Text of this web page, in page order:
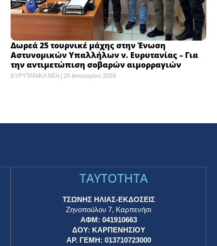
Δωρεά 25 τουρνικέ μάχης στην Ένωση
Αστυνομικών Υπαλλήλων ν. Ευρυτανίας – Για
την αντιμετώπιση σοβαρών αιμορραγιών
ΕΥΡΥΤΑΝΙΚΑ ΝΕΑ 26 Ιανουαρίου 2026
TAYTOTHTA
ΤΣΩΝΗΣ ΗΛΙΑΣ-ΕΚΔΟΣΕΙΣ
Ζηνοπούλου 7, Καρπενήσι
ΑΦΜ: 041910663
ΔΟΥ: ΚΑΡΠΕΝΗΣΙΟΥ
ΑΡ. ΓΕΜΗ: 013710723000